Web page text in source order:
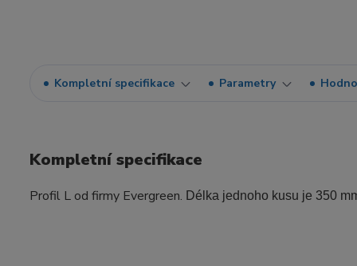
Kompletní specifikace Parametry
Kompletní specifikace
Profil L od firmy Evergreen. Délka jednoho kusu je 350